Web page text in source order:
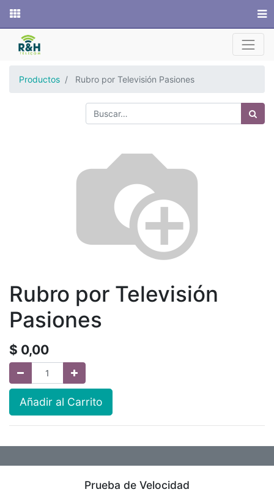
Productos Rubro por Televisión Pasiones
Rubro por Televisión
Pasiones
$ 0,00
Añadir al Carrito
Prueba de Velocidad